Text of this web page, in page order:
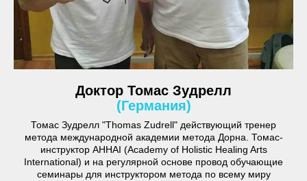
Доктор Томас Зудрелл
(Германия)
Томас Зудрелл "Thomas Zudrell" действующий тренер
метода международной академии метода Дорна. Томас-
инструктор AHHAI (Academy of Holistic Healing Arts
International) и на регулярной основе провод обучающие
семинары для инструктором метода по всему миру